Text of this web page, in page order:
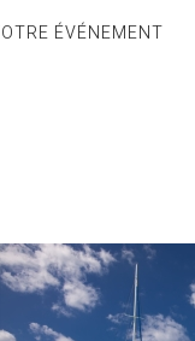
ÉVÉNEMENT